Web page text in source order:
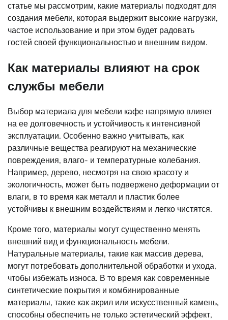
статье мы рассмотрим, какие материалы подходят для
создания мебели, которая выдержит высокие нагрузки,
частое использование и при этом будет радовать
гостей своей функциональностью и внешним видом.
Как материалы влияют на срок
службы мебели
Выбор материала для мебели кафе напрямую влияет
на ее долговечность и устойчивость к интенсивной
эксплуатации. Особенно важно учитывать, как
различные вещества реагируют на механические
повреждения, влаго- и температурные колебания.
Например, дерево, несмотря на свою красоту и
экологичность, может быть подвержено деформации от
влаги, в то время как металл и пластик более
устойчивы к внешним воздействиям и легко чистятся.
Кроме того, материалы могут существенно менять
внешний вид и функциональность мебели.
Натуральные материалы, такие как массив дерева,
могут потребовать дополнительной обработки и ухода,
чтобы избежать износа. В то время как современные
синтетические покрытия и комбинированные
материалы, такие как акрил или искусственный камень,
способны обеспечить не только эстетический эффект,